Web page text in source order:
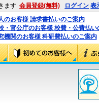
ます 会員登録(無料) ログイン 表
のお客様 請求書払いのご案内
・官公庁のお客様 校費・公費払い
機関のお客様 科研費払いのご案内